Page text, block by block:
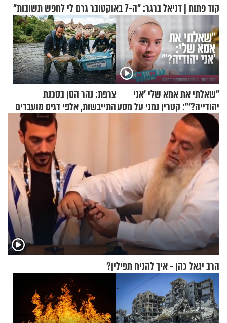
קוד פתוח | דניאל ברגר: "ה-7 באוקטובר גרם לי לחפש תשובות"
"שאלתי את אמא שלי 'אני
יהודייה?'": קטרין נמני על מסע
ההתחזקות המרגש
צרפת: נהר הסן בסכנת
התייבשות, אלפי דגים מועברים
הרב יגאל כהן - איך להניח תפילין?